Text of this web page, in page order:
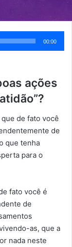
00:00
ações
de fato você
de
que tenha
para o
fato você é
de
as, que a
nada neste